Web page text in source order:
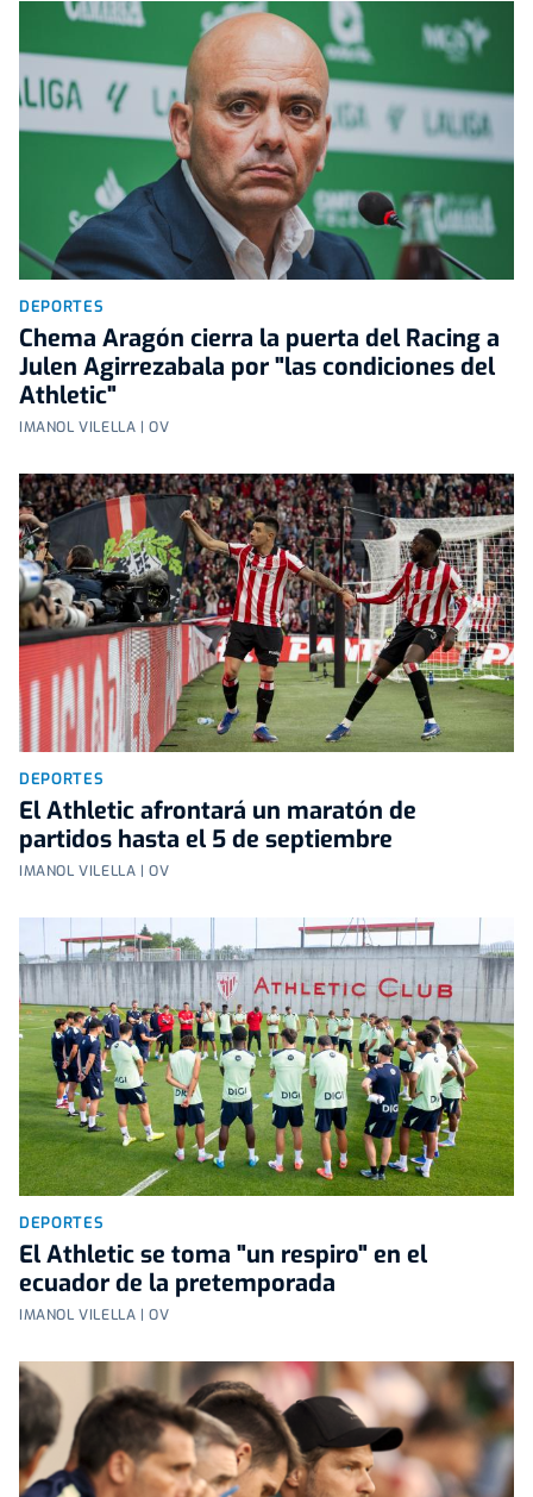
DEPORTES
Chema Aragón cierra la puerta del Racing a
Julen Agirrezabala por "las condiciones del
Athletic"
IMANOL VILELLA | OV
DEPORTES
El Athletic afrontará un maratón de
partidos hasta el 5 de septiembre
IMANOL VILELLA | OV
DEPORTES
El Athletic se toma "un respiro" en el
ecuador de la pretemporada
IMANOL VILELLA | OV